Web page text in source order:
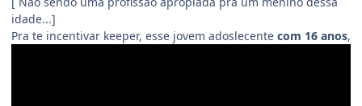
idade...]
Pra te incentivar keeper, esse jovem adoslecente com 16 anos,